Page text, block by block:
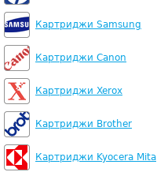
Картриджи Samsung
Картриджи Canon
Картриджи Xerox
Картриджи Brother
Картриджи Kyocera Mita